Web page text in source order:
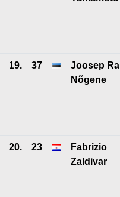
19. 37
Joosep
Nõgene
20. 23
Fabrizio
Zaldivar